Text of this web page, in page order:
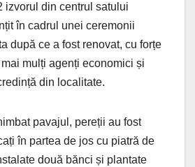
izvorul din centrul satului
în cadrul unei ceremonii
după ce a fost renovat, cu forțe
mulți agenți economici și
din localitate.
pavajul, pereții au fost
în partea de jos cu piatră de
două bănci și plantate